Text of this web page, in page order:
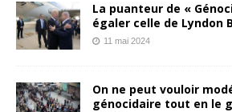
La puanteur de «
égaler celle de Lyndon
11 mai 2024
On ne peut vouloir
génocidaire tout en le